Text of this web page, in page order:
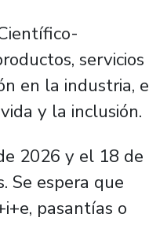
servicios
en la industria, e
y la inclusión.
2026 y el 18 de
Se espera que
pasantías o